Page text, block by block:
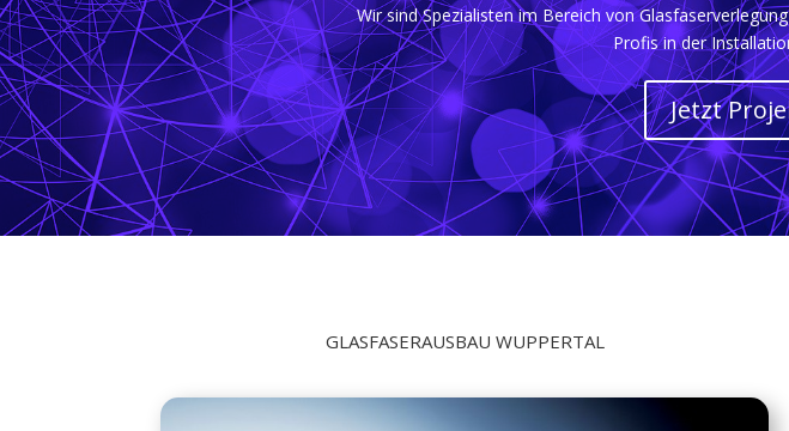
Wir sind Spezialisten im Bereich von
Profis in der
Jetzt
GLASFASERAUSBAU WUPPERTAL